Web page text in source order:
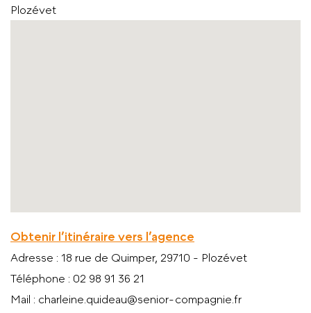
Plozévet
Obtenir l’itinéraire vers l’agence
Adresse : 18 rue de Quimper, 29710 - Plozévet
Téléphone : 02 98 91 36 21
Mail : charleine.quideau@senior-compagnie.fr